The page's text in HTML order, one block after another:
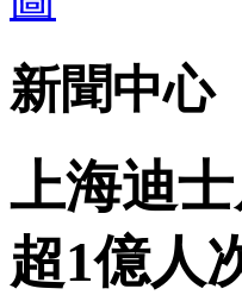
新聞中心
上海迪
超1億人